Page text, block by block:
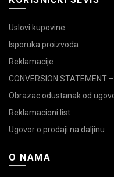
Uslovi kupovine
Isporuka proizvoda
Reklamacije
CONVERSION STATEMENT
Obrazac odustanak od
Reklamacioni list
Ugovor o prodaji na daljinu
O NAMA